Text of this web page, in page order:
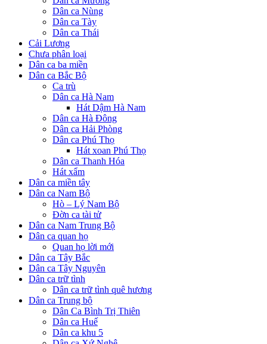
Dân ca Nùng
Dân ca Tày
Dân ca Thái
Cải Lương
Chưa phân loại
Dân ca ba miền
Dân ca Bắc Bộ
Ca trù
Dân ca Hà Nam
Hát Dậm Hà Nam
Dân ca Hà Đông
Dân ca Hải Phòng
Dân ca Phú Thọ
Hát xoan Phú Thọ
Dân ca Thanh Hóa
Hát xẩm
Dân ca miền tây
Dân ca Nam Bộ
Hò – Lý Nam Bộ
Đờn ca tài tử
Dân ca Nam Trung Bộ
Dân ca quan họ
Quan họ lời mới
Dân ca Tây Bắc
Dân ca Tây Nguyên
Dân ca trữ tình
Dân ca trữ tình quê hương
Dân ca Trung bộ
Dân Ca Bình Trị Thiên
Dân ca Huế
Dân ca khu 5